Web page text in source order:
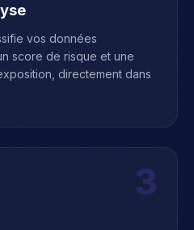
vos données
score de risque et une
directement dans
3